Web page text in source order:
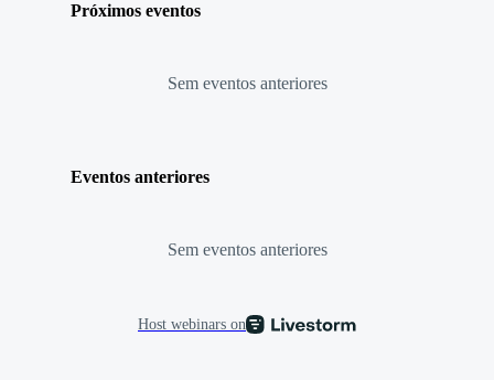
Próximos eventos
Sem eventos anteriores
Eventos anteriores
Sem eventos anteriores
Host webinars on